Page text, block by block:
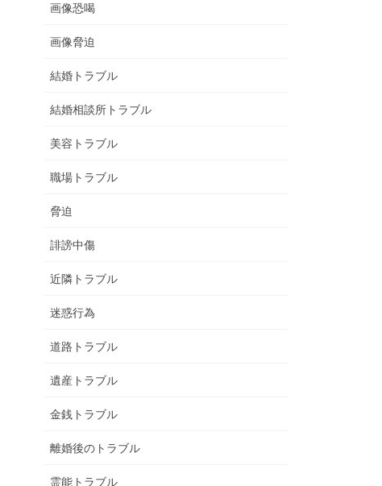
画像恐喝
画像脅迫
結婚トラブル
結婚相談所トラブル
美容トラブル
職場トラブル
脅迫
誹謗中傷
近隣トラブル
迷惑行為
道路トラブル
遺産トラブル
金銭トラブル
離婚後のトラブル
霊能トラブル